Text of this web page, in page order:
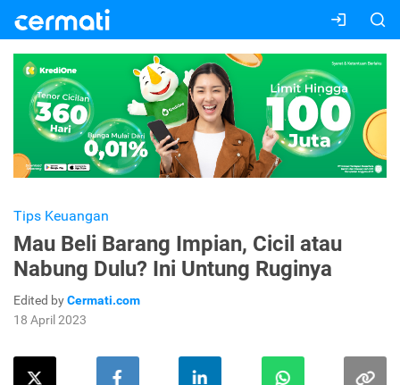
Tips Keuangan
Mau Beli Barang Impian, Cicil atau
Nabung Dulu? Ini Untung Ruginya
Edited byCermati.com
18 April 2023